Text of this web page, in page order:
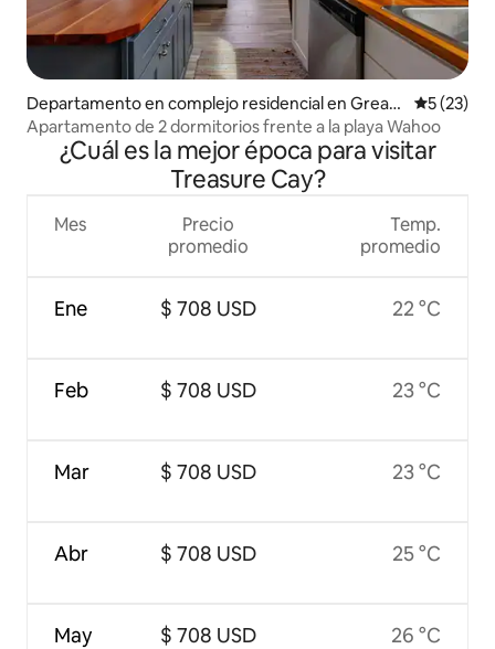
Departamento en complejo residencial en Great
Guana Cay
5 (23)
Apartamento de 2 dormitorios frente a la playa Wahoo
¿Cuál es la mejor época para visitar
Treasure Cay?
Mes
Ene
Feb
Mar
Abr
May
Precio
promedio
$ 708 USD
$ 708 USD
$ 708 USD
$ 708 USD
$ 708 USD
Temp.
promedio
22 °C
23 °C
23 °C
25 °C
26 °C